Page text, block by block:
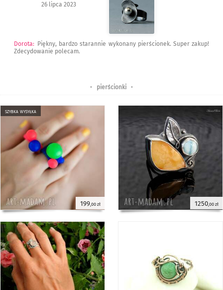
26 lipca 2023
Dorota:
Piękny, bardzo starannie wykonany pierścionek. Super zakup!
Zdecydowanie polecam.
• pierścionki •
szybka wysyłka
199,00 zł 1250,00 zł